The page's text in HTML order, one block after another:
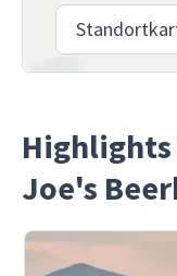
Highlights
Joe's